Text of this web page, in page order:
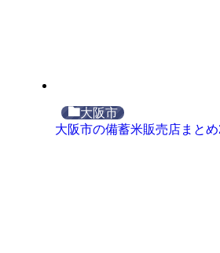
大阪市
大阪市の備蓄米販売店まと